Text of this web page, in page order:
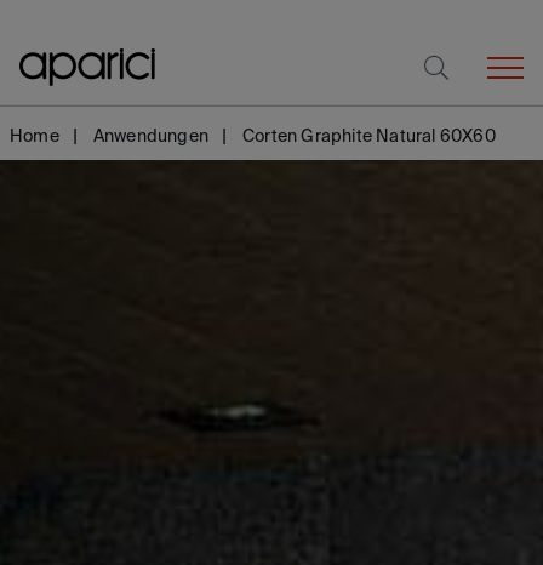
Home Anwendungen Corten Graphite Natural 60X60